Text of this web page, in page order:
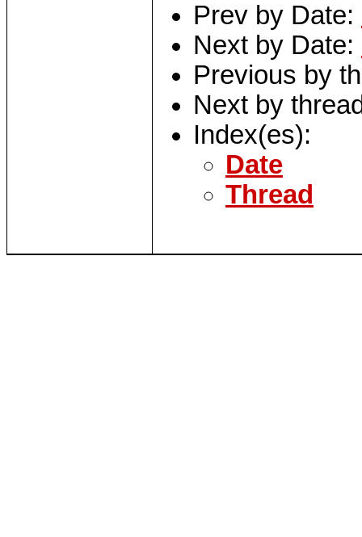
Prev by Date:
Next by Date:
Previous by
Next by
Index(es):
Date
Thread